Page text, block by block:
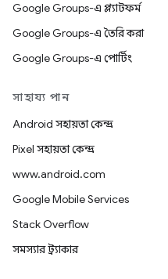
Google Groups-এ প্ল্যাটফর্ম
Google Groups-এ তৈরি করা
Google Groups-এ পোর্টিং
সাহায্য পান
Android সহায়তা কেন্দ্র
Pixel সহায়তা কেন্দ্র
www.android.com
Google Mobile Services
Stack Overflow
সমস্যার ট্র্যাকার